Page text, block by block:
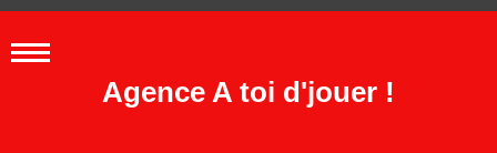
Agence A toi d'jouer !